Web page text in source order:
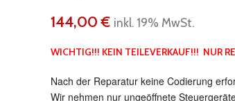
144,00€ inkl. 19% MwSt.
WICHTIG!!! KEIN TEILEVERKAUF!!! NUR
Nach der Reparatur keine Codierung
Wir nehmen nur ungeöffnete